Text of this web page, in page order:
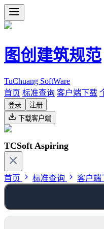
图创建筑规范
TuChuang SoftWare
首页 标准查询 客户端下载
登录
注册
下载客户端
TCSoft Aspiring
首页 标准查询 客户端